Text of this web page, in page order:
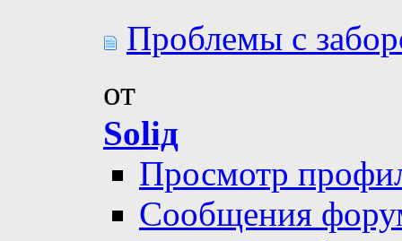
Проблемы с
от
Soliд
Просмотр
Сообщения